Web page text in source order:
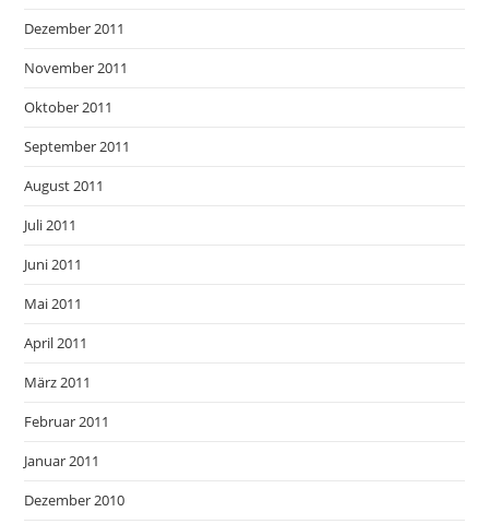
Dezember 2011
November 2011
Oktober 2011
September 2011
August 2011
Juli 2011
Juni 2011
Mai 2011
April 2011
März 2011
Februar 2011
Januar 2011
Dezember 2010